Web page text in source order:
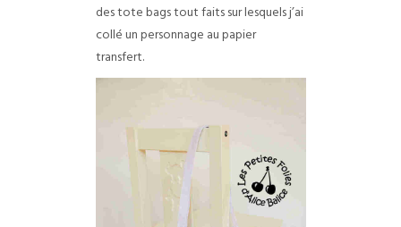
des tote bags tout faits sur lesquels j’ai
collé un personnage au papier
transfert.